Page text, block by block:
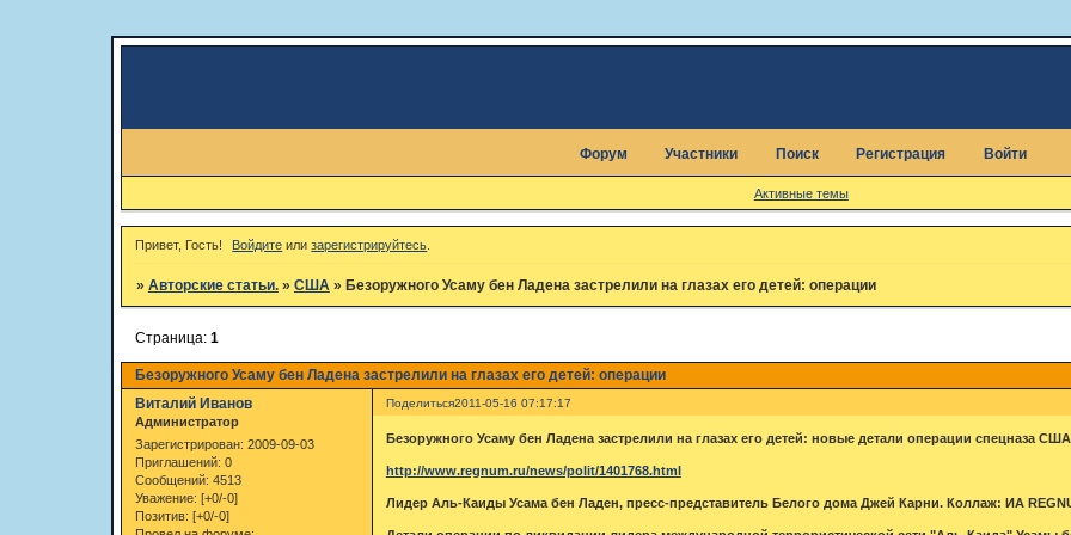
Форум Участники Поиск Регистрация Войти
Активные темы
Привет, Гость! Войдите илизарегистрируйтесь
» Авторские статьи. » США » Безоружного Усаму бен Ладена застрелили на глазах его детей: операции
Безоружного Усаму бен Ладена застрелили на глазах его детей: операции
Страница: 1
Поделиться2011-05-16 07:17:17
Виталий Иванов
Администратор
Зарегистрирован: 2009-09-03
Приглашений: 0
Сообщений: 4513
Уважение: [+0/-0]
Позитив: [+0/-0]
Безоружного Усаму бен Ладена застрелили на глазах его детей: новые детали операции спецназа США
http://www.regnum.ru/news/polit/1401768.html
Лидер Аль-Каиды Усама бен Ладен, пресс-представитель Белого дома Джей Карни. Коллаж: ИА